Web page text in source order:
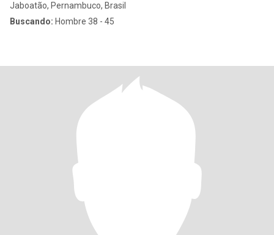
Jaboatão, Pernambuco, Brasil
Buscando: Hombre 38 - 45